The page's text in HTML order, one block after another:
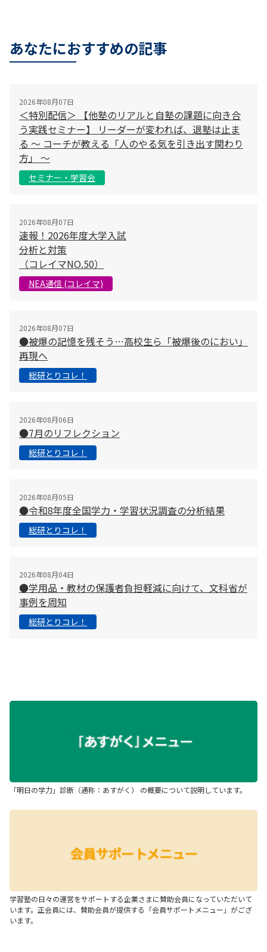
あなたにおすすめの記事
2026年08月07日
＜特別配信＞ 【他塾のリアルと自塾の課題に向き合
う実践セミナー】 リーダーが変われば、退塾は止ま
る 〜 コーチが教える「人のやる気を引き出す関わり
方」 〜
セミナー・学習会
2026年08月07日
速報！2026年度大学入試
分析と対策
（コレイマNO.50）
NEA通信 (コレイマ)
2026年08月07日
●被爆の記憶を残そう…高校生ら「被爆後のにおい」
再現へ
総研とりコレ！
2026年08月06日
●7月のリフレクション
総研とりコレ！
2026年08月05日
●令和8年度全国学力・学習状況調査の分析結果
総研とりコレ！
2026年08月04日
●学用品・教材の保護者負担軽減に向けて、文科省が
事例を周知
総研とりコレ！
「明日の学力」診断（通称：あすがく） の概要について説明しています。
学習塾の日々の運営をサポートする企業さまに賛助会員になっていただいて
います。正会員には、賛助会員が提供する「会員サポートメニュー」がござ
います。